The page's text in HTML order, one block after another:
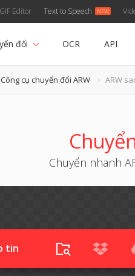
GIF Editor Text to Speech
đổi OCR API
Công cụ chuyển đổi ARW ARW
Chuyển nhanh
tin